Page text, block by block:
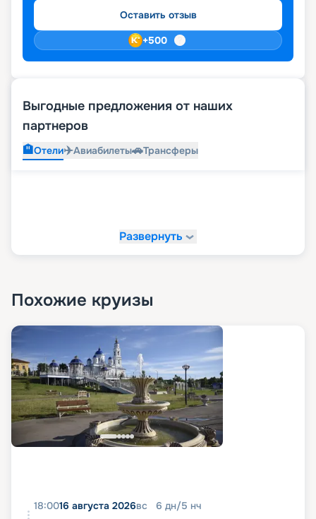
Оставить отзыв
+500
Выгодные предложения от наших
партнеров
🏨Отели✈️Авиабилеты🚗Трансферы
Развернуть
Похожие круизы
18:0016 августа 2026вс 6 дн/5 нч